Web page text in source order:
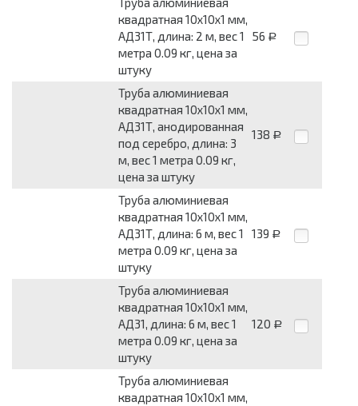
квадратная 10x10x1 мм,
АД31Т, длина: 2 м, вес 1
метра 0.09 кг, цена за
штуку
56 Р
Труба алюминиевая
квадратная 10x10x1 мм,
АД31Т, анодированная
под серебро, длина: 3
м, вес 1 метра 0.09 кг,
цена за штуку
138 Р
Труба алюминиевая
квадратная 10x10x1 мм,
АД31Т, длина: 6 м, вес 1
метра 0.09 кг, цена за
штуку
139 Р
Труба алюминиевая
квадратная 10x10x1 мм,
АД31, длина: 6 м, вес 1
метра 0.09 кг, цена за
штуку
120 Р
Труба алюминиевая
квадратная 10x10x1 мм,